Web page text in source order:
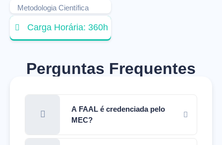
Metodologia Científica
Carga Horária: 360h
Perguntas Frequentes
A FAAL é credenciada pelo
MEC?